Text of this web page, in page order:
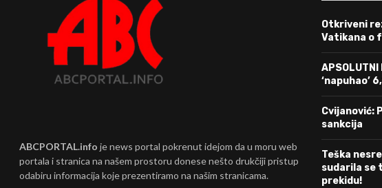
ABCPORTAL.info je news portal pokrenut idejom da u moru web
portala i stranica na našem prostoru donese nešto drukčiji pristup
odabiru informacija koje prezentiramo na našim stranicama.
Otkriveni
Vatikana o
APSOLUTNI
‘napuhao’
Cvijanović:
sankcija
Teška
sudarila se
prekidu!